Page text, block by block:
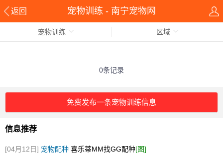
返回 宠物训练 - 南宁宠物网
宠物训练 区域
0条记录
免费发布一条宠物训练信息
信息推荐
[04月12日] 宠物配种 喜乐蒂MM找GG配种[图]